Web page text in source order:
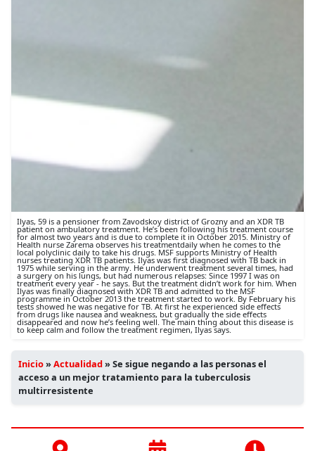
Ilyas, 59 is a pensioner from Zavodskoy district of Grozny and an XDR TB
patient on ambulatory treatment. He’s been following his treatment course
for almost two years and is due to complete it in October 2015. Ministry of
Health nurse Zarema observes his treatmentdaily when he comes to the
local polyclinic daily to take his drugs. MSF supports Ministry of Health
nurses treating XDR TB patients. Ilyas was first diagnosed with TB back in
1975 while serving in the army. He underwent treatment several times, had
a surgery on his lungs, but had numerous relapses: Since 1997 I was on
treatment every year - he says. But the treatment didn’t work for him. When
Ilyas was finally diagnosed with XDR TB and admitted to the MSF
programme in October 2013 the treatment started to work. By February his
tests showed he was negative for TB. At first he experienced side effects
from drugs like nausea and weakness, but gradually the side effects
disappeared and now he’s feeling well. The main thing about this disease is
to keep calm and follow the treatment regimen, Ilyas says.
Inicio»Actualidad»Se sigue negando a las personas el
acceso a un mejor tratamiento para la tuberculosis
multirresistente